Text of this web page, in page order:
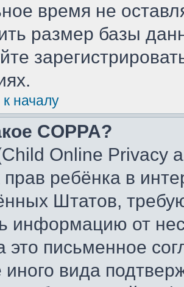
время не
размер базы
началу
COPPA?
Online Privacy
ребёнка в
Штатов,
информацию от
это письменное
вида